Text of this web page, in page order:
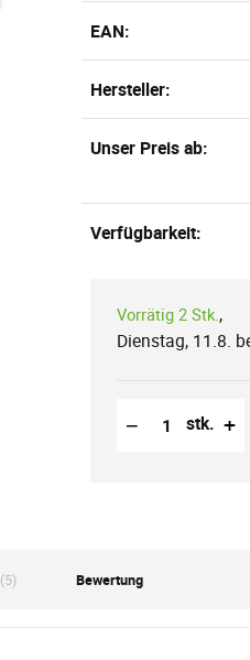
EAN:
Hersteller:
Unser Preis ab:
Verfügbarkeit:
Vorrätig 2 Stk. ,
Dienstag, 11.8.
−
Reduzierung der
Anzahl der Stücke
stk. +
(5) Bewertung